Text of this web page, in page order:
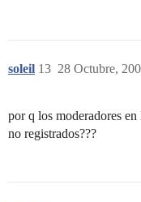
soleil 28 Octubre,
13
por q los moderadores
no registrados???